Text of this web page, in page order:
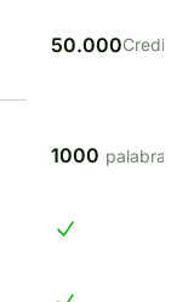
50.000Credits
1000 palabras